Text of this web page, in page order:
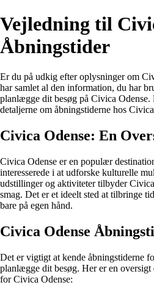
Vejledning til
Åbningstider
Er du på udkig efter oplysninger om
har samlet al den information, du har
planlægge dit besøg på Civica
detaljerne om åbningstiderne hos
Civica Odense: En
Civica Odense er en populær
interesserede i at udforske kulturelle
udstillinger og aktiviteter tilbyder
smag. Det er et ideelt sted at tilbringe
bare på egen hånd.
Civica Odense
Det er vigtigt at kende åbningstiderne
planlægge dit besøg. Her er en
for Civica Odense: